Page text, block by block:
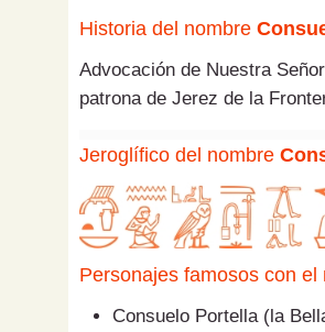
Historia del nombre
Advocación de Nuestra
patrona de Jerez de la
Jeroglífico del nombre
Personajes famosos con el
Consuelo Portella (la